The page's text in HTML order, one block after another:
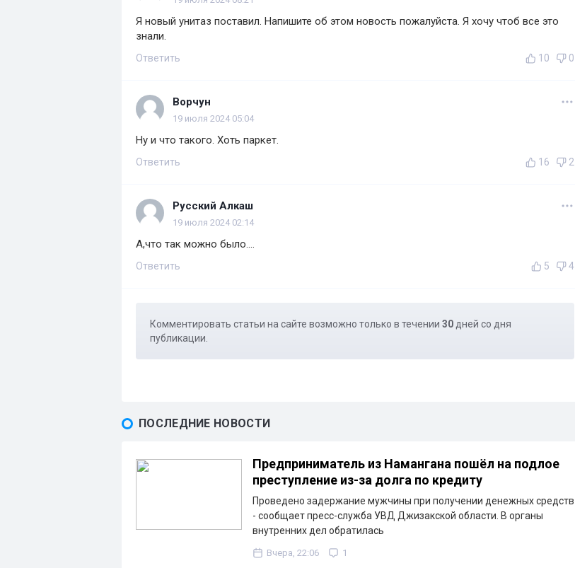
Я новый унитаз поставил. Напишите об этом новость пожалуйста. Я хочу чтоб все это
знали.
Ответить 10 0
Ворчун
19 июля 2024 05:04
Ну и что такого. Хоть паркет.
Ответить 16 2
Русский Алкаш
19 июля 2024 02:14
А,что так можно было....
Ответить 5 4
Комментировать статьи на сайте возможно только в течении 30 дней со дня
публикации.
ПОСЛЕДНИЕ НОВОСТИ
Предприниматель из Намангана пошёл на подлое
преступление из-за долга по кредиту
Проведено задержание мужчины при получении денежных средств
- сообщает пресс-служба УВД Джизакской области. В органы
внутренних дел обратилась
Вчера, 22:06 1